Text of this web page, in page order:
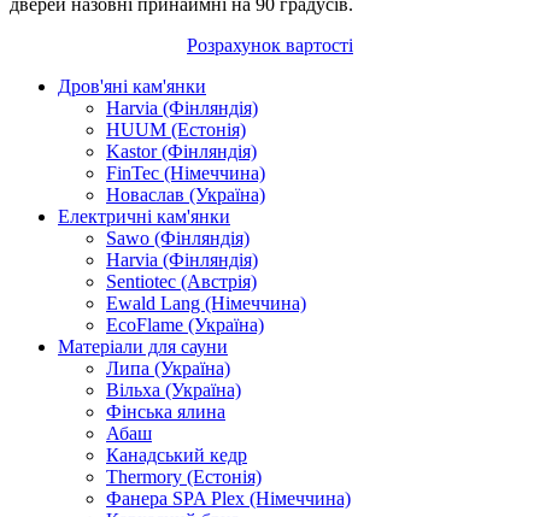
Розрахунок вартості
Дров'яні кам'янки
Harvia (Фінляндія)
HUUM (Естонія)
Kastor (Фінляндія)
FinTec (Німеччина)
Новаслав (Україна)
Електричні кам'янки
Sawo (Фінляндія)
Harvia (Фінляндія)
Sentiotec (Австрія)
Ewald Lang (Німеччина)
EcoFlame (Україна)
Матеріали для сауни
Липа (Україна)
Вільха (Україна)
Фінська ялина
Абаш
Канадський кедр
Thermory (Естонія)
Фанера SPA Plex (Німеччина)